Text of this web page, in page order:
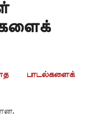
பாடல்களைக்